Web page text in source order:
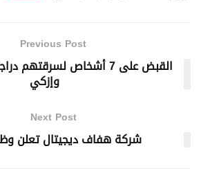
Previous Post
القبض على 7 أشخاص
وإزكي
Next Post
شركة هفاف ديجيتال تعلن